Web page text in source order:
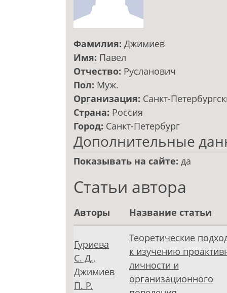
Фамилия: Джимиев
Имя: Павел
Отчество: Русланович
Пол: Муж.
Организация: Санкт-
Страна: Россия
Город: Санкт-Петербург
Дополнительные
Показывать на сайте: да
Статьи автора
Авторы Название статьи
Гуриева
С. Д.,
Джимиев
П. Р.
Теоретические
к изучению
личности и
организационного